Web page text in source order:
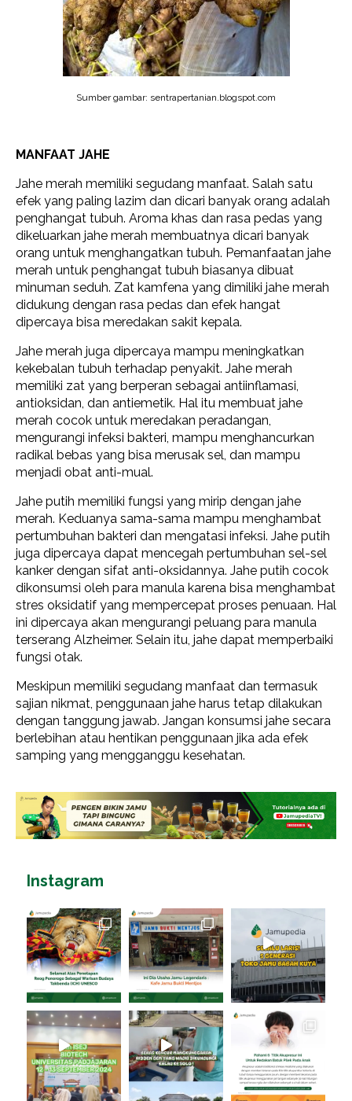
Sumber gambar: sentrapertanian.blogspot.com
MANFAAT JAHE
Jahe merah memiliki segudang manfaat. Salah satu
efek yang paling lazim dan dicari banyak orang adalah
penghangat tubuh. Aroma khas dan rasa pedas yang
dikeluarkan jahe merah membuatnya dicari banyak
orang untuk menghangatkan tubuh. Pemanfaatan jahe
merah untuk penghangat tubuh biasanya dibuat
minuman seduh. Zat kamfena yang dimiliki jahe merah
didukung dengan rasa pedas dan efek hangat
dipercaya bisa meredakan sakit kepala.
Jahe merah juga dipercaya mampu meningkatkan
kekebalan tubuh terhadap penyakit. Jahe merah
memiliki zat yang berperan sebagai antiinflamasi,
antioksidan, dan antiemetik. Hal itu membuat jahe
merah cocok untuk meredakan peradangan,
mengurangi infeksi bakteri, mampu menghancurkan
radikal bebas yang bisa merusak sel, dan mampu
menjadi obat anti-mual.
Jahe putih memiliki fungsi yang mirip dengan jahe
merah. Keduanya sama-sama mampu menghambat
pertumbuhan bakteri dan mengatasi infeksi. Jahe putih
juga dipercaya dapat mencegah pertumbuhan sel-sel
kanker dengan sifat anti-oksidannya. Jahe putih cocok
dikonsumsi oleh para manula karena bisa menghambat
stres oksidatif yang mempercepat proses penuaan. Hal
ini dipercaya akan mengurangi peluang para manula
terserang Alzheimer. Selain itu, jahe dapat memperbaiki
fungsi otak.
Meskipun memiliki segudang manfaat dan termasuk
sajian nikmat, penggunaan jahe harus tetap dilakukan
dengan tanggung jawab. Jangan konsumsi jahe secara
berlebihan atau hentikan penggunaan jika ada efek
samping yang mengganggu kesehatan.
Instagram